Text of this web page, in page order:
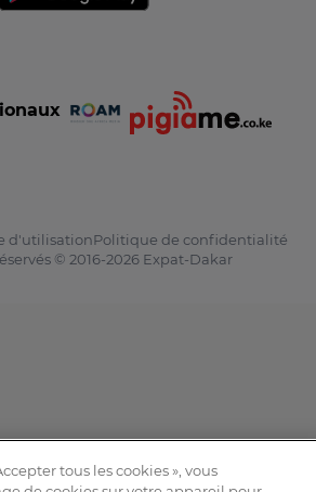
d'utilisationPolitique de confidentialité
© 2016-2026 Expat-Dakar
tous les cookies », vous